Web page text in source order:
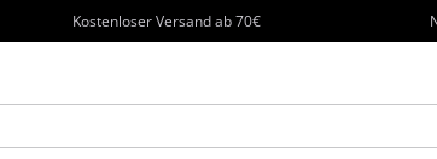
Kostenloser Versand ab 70€